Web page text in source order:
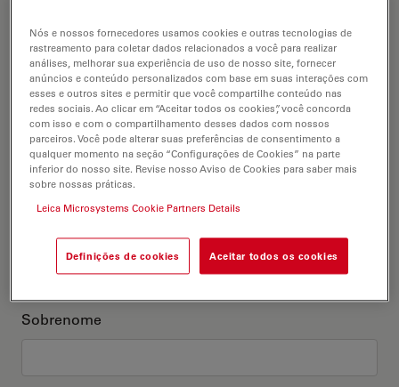
Este sou eu
Título acadêmico opcional
Sobrenome
Nós e nossos fornecedores usamos cookies e outras tecnologias de
rastreamento para coletar dados relacionados a você para realizar
análises, melhorar sua experiência de uso de nosso site, fornecer
anúncios e conteúdo personalizados com base em suas interações com
esses e outros sites e permitir que você compartilhe conteúdo nas
redes sociais. Ao clicar em “Aceitar todos os cookies”, você concorda
com isso e com o compartilhamento desses dados com nossos
parceiros. Você pode alterar suas preferências de consentimento a
qualquer momento na seção “Configurações de Cookies” na parte
inferior do nosso site. Revise nosso Aviso de Cookies para saber mais
sobre nossas práticas.
Leica Microsystems Cookie Partners Details
Definições de cookies Aceitar todos os cookies